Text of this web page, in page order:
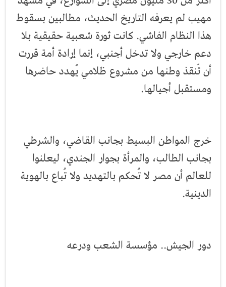
مهيب لم يعرفه التاريخ الحديث، مطالبين بسقوط
هذا النظام الفاشي. كانت ثورة شعبية حقيقية بلا
دعم خارجي ولا تدخل أجنبي، إنما إرادة أمة قررت
أن تُنقذ وطنها من مشروع ظلامي يُهدد حاضرها
ومستقبل أجيالها.
خرج المواطن البسيط بجانب القاضي، والشرطي
بجانب الطالب، والمرأة بجوار الجندي، ليعلنوا
للعالم أن مصر لا تُحكم بالتهديد ولا تُباع بالهوية
الدينية.
دور الجيش.. مؤسسة الشعب ودرعه